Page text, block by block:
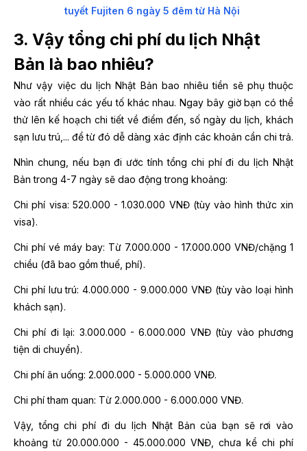
tuyết Fujiten 6 ngày 5 đêm từ Hà Nội
3. Vậy tổng chi phí du lịch Nhật
Bản là bao nhiêu?
Như vậy việc du lịch Nhật Bản bao nhiêu tiền sẽ phụ thuộc
vào rất nhiều các yếu tố khác nhau. Ngay bây giờ bạn có thể
thử lên kế hoạch chi tiết về điểm đến, số ngày du lịch, khách
sạn lưu trú,... để từ đó dễ dàng xác định các khoản cần chi trả.
Nhìn chung, nếu bạn đi ước tính tổng chi phí đi du lịch Nhật
Bản trong 4-7 ngày sẽ dao động trong khoảng:
Chi phí visa: 520.000 - 1.030.000 VNĐ (tùy vào hình thức xin
visa).
Chi phí vé máy bay: Từ 7.000.000 - 17.000.000 VNĐ/chặng 1
chiều (đã bao gồm thuế, phí).
Chi phí lưu trú: 4.000.000 - 9.000.000 VNĐ (tùy vào loại hình
khách sạn).
Chi phí đi lại: 3.000.000 - 6.000.000 VNĐ (tùy vào phương
tiện di chuyển).
Chi phí ăn uống: 2.000.000 - 5.000.000 VNĐ.
Chi phí tham quan: Từ 2.000.000 - 6.000.000 VNĐ.
Vậy, tổng chi phí đi du lịch Nhật Bản của bạn sẽ rơi vào
khoảng từ 20.000.000 - 45.000.000 VNĐ, chưa kể chi phí